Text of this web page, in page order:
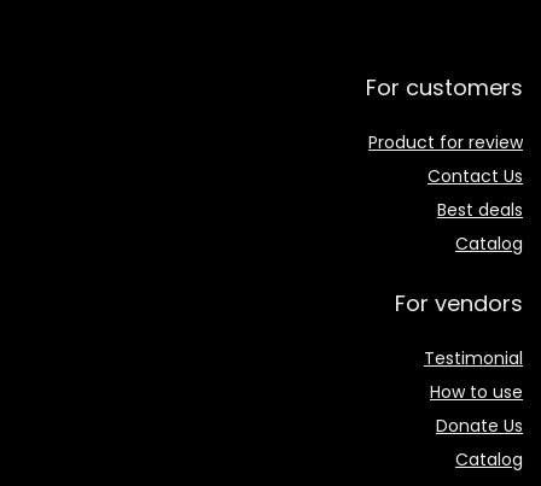
For customers
Product for review
Contact Us
Best deals
Catalog
For vendors
Testimonial
How to use
Donate Us
Catalog